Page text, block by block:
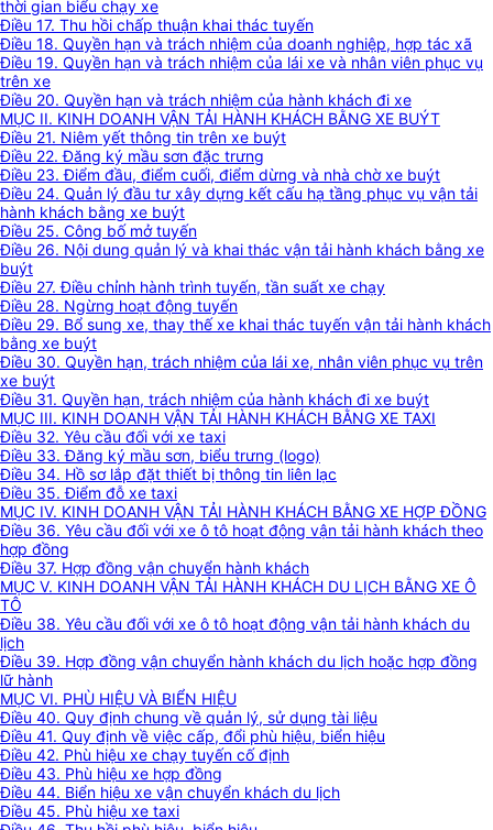
thời gian biểu chạy xe
Điều 17. Thu hồi chấp thuận khai thác tuyến
Điều 18. Quyền hạn và trách nhiệm của doanh nghiệp, hợp tác xã
Điều 19. Quyền hạn và trách nhiệm của lái xe và nhân viên phục vụ
trên xe
Điều 20. Quyền hạn và trách nhiệm của hành khách đi xe
MỤC II. KINH DOANH VẬN TẢI HÀNH KHÁCH BẰNG XE BUÝT
Điều 21. Niêm yết thông tin trên xe buýt
Điều 22. Đăng ký mầu sơn đặc trưng
Điều 23. Điểm đầu, điểm cuối, điểm dừng và nhà chờ xe buýt
Điều 24. Quản lý đầu tư xây dựng kết cấu hạ tầng phục vụ vận tải
hành khách bằng xe buýt
Điều 25. Công bố mở tuyến
Điều 26. Nội dung quản lý và khai thác vận tải hành khách bằng xe
buýt
Điều 27. Điều chỉnh hành trình tuyến, tần suất xe chạy
Điều 28. Ngừng hoạt động tuyến
Điều 29. Bổ sung xe, thay thế xe khai thác tuyến vận tải hành khách
bằng xe buýt
Điều 30. Quyền hạn, trách nhiệm của lái xe, nhân viên phục vụ trên
xe buýt
Điều 31. Quyền hạn, trách nhiệm của hành khách đi xe buýt
MỤC III. KINH DOANH VẬN TẢI HÀNH KHÁCH BẰNG XE TAXI
Điều 32. Yêu cầu đối với xe taxi
Điều 33. Đăng ký mầu sơn, biểu trưng (logo)
Điều 34. Hồ sơ lắp đặt thiết bị thông tin liên lạc
Điều 35. Điểm đỗ xe taxi
MỤC IV. KINH DOANH VẬN TẢI HÀNH KHÁCH BẰNG XE HỢP ĐỒNG
Điều 36. Yêu cầu đối với xe ô tô hoạt động vận tải hành khách theo
hợp đồng
Điều 37. Hợp đồng vận chuyển hành khách
MỤC V. KINH DOANH VẬN TẢI HÀNH KHÁCH DU LỊCH BẰNG XE Ô
TÔ
Điều 38. Yêu cầu đối với xe ô tô hoạt động vận tải hành khách du
lịch
Điều 39. Hợp đồng vận chuyển hành khách du lịch hoặc hợp đồng
lữ hành
MỤC VI. PHÙ HIỆU VÀ BIỂN HIỆU
Điều 40. Quy định chung về quản lý, sử dụng tài liệu
Điều 41. Quy định về việc cấp, đổi phù hiệu, biển hiệu
Điều 42. Phù hiệu xe chạy tuyến cố định
Điều 43. Phù hiệu xe hợp đồng
Điều 44. Biển hiệu xe vận chuyển khách du lịch
Điều 45. Phù hiệu xe taxi